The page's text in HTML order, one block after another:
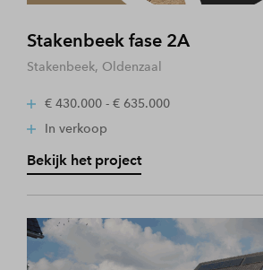
Stakenbeek fase 2A
Stakenbeek, Oldenzaal
€ 430.000 - € 635.000
In verkoop
Bekijk het project